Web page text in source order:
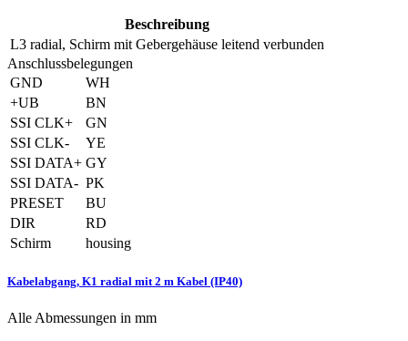
Beschreibung
L3 radial, Schirm mit Gebergehäuse leitend verbunden
Anschlussbelegungen
GND
WH
+UB
BN
SSI CLK+
GN
SSI CLK-
YE
SSI DATA+ GY
SSI DATA- PK
PRESET
BU
DIR
RD
Schirm
housing
Kabelabgang, K1 radial mit 2 m Kabel (IP40)
Alle Abmessungen in mm